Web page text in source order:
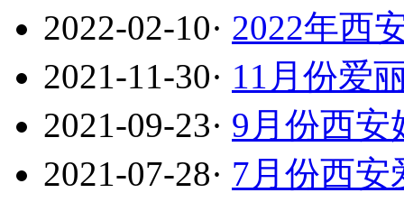
2022-02-10· 2022年西
2021-11-30· 11月份爱
2021-09-23· 9月份西安
2021-07-28· 7月份西安